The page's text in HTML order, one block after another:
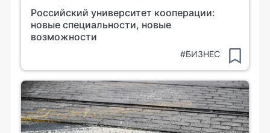
Российский университет кооперации:
новые специальности, новые
возможности
#БИЗНЕС